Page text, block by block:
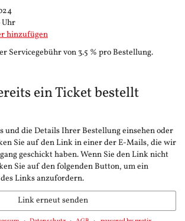
Uhr
hinzufügen
Servicegebühr von 3.5 % pro Bestellung.
ein Ticket bestellt
und die Details Ihrer Bestellung einsehen oder
Sie auf den Link in einer der E-Mails, die wir
geschickt haben. Wenn Sie den Link nicht
Sie auf den folgenden Button, um ein
Links anzufordern.
Link erneut senden